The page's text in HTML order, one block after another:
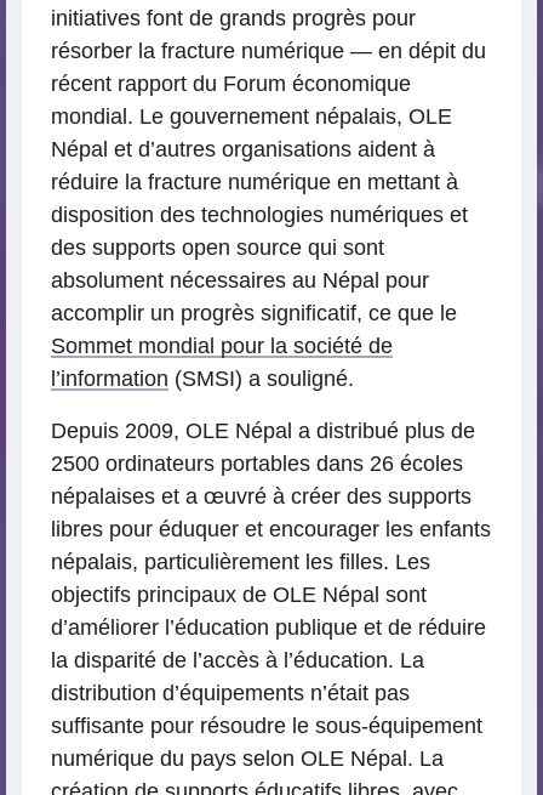
initiatives font de grands progrès pour
résorber la fracture numérique — en dépit du
récent rapport du Forum économique
mondial. Le gouvernement népalais, OLE
Népal et d’autres organisations aident à
réduire la fracture numérique en mettant à
disposition des technologies numériques et
des supports open source qui sont
absolument nécessaires au Népal pour
accomplir un progrès significatif, ce que le
Sommet mondial pour la société de
l’information (SMSI) a souligné.
Depuis 2009, OLE Népal a distribué plus de
2500 ordinateurs portables dans 26 écoles
népalaises et a œuvré à créer des supports
libres pour éduquer et encourager les enfants
népalais, particulièrement les filles. Les
objectifs principaux de OLE Népal sont
d’améliorer l’éducation publique et de réduire
la disparité de l’accès à l’éducation. La
distribution d’équipements n’était pas
suffisante pour résoudre le sous-équipement
numérique du pays selon OLE Népal. La